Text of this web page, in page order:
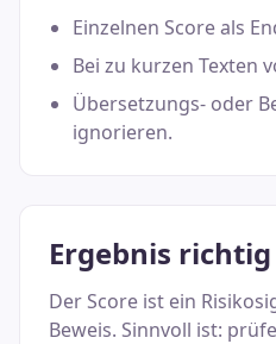
Einzelnen Score als
Bei zu kurzen Texten
Übersetzungs- oder
ignorieren.
Ergebnis
Der Score ist ein
Beweis. Sinnvoll ist: